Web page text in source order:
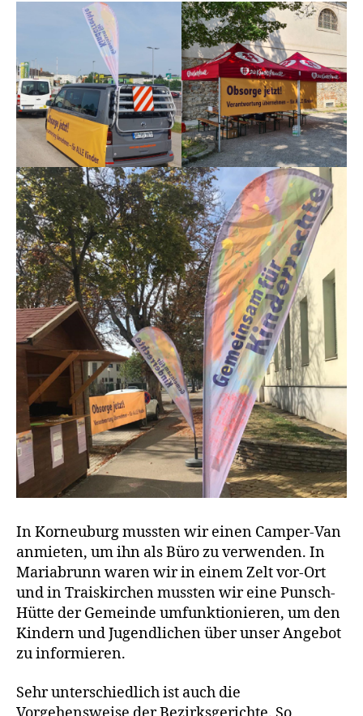
In Korneuburg mussten wir einen Camper-Van
anmieten, um ihn als Büro zu verwenden. In
Mariabrunn waren wir in einem Zelt vor-Ort
und in Traiskirchen mussten wir eine Punsch-
Hütte der Gemeinde umfunktionieren, um den
Kindern und Jugendlichen über unser Angebot
zu informieren.
Sehr unterschiedlich ist auch die